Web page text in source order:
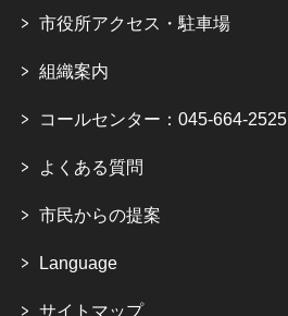
市役所アクセス・駐車場
組織案内
コールセンター：045-664-2525
よくある質問
市民からの提案
Language
サイトマップ